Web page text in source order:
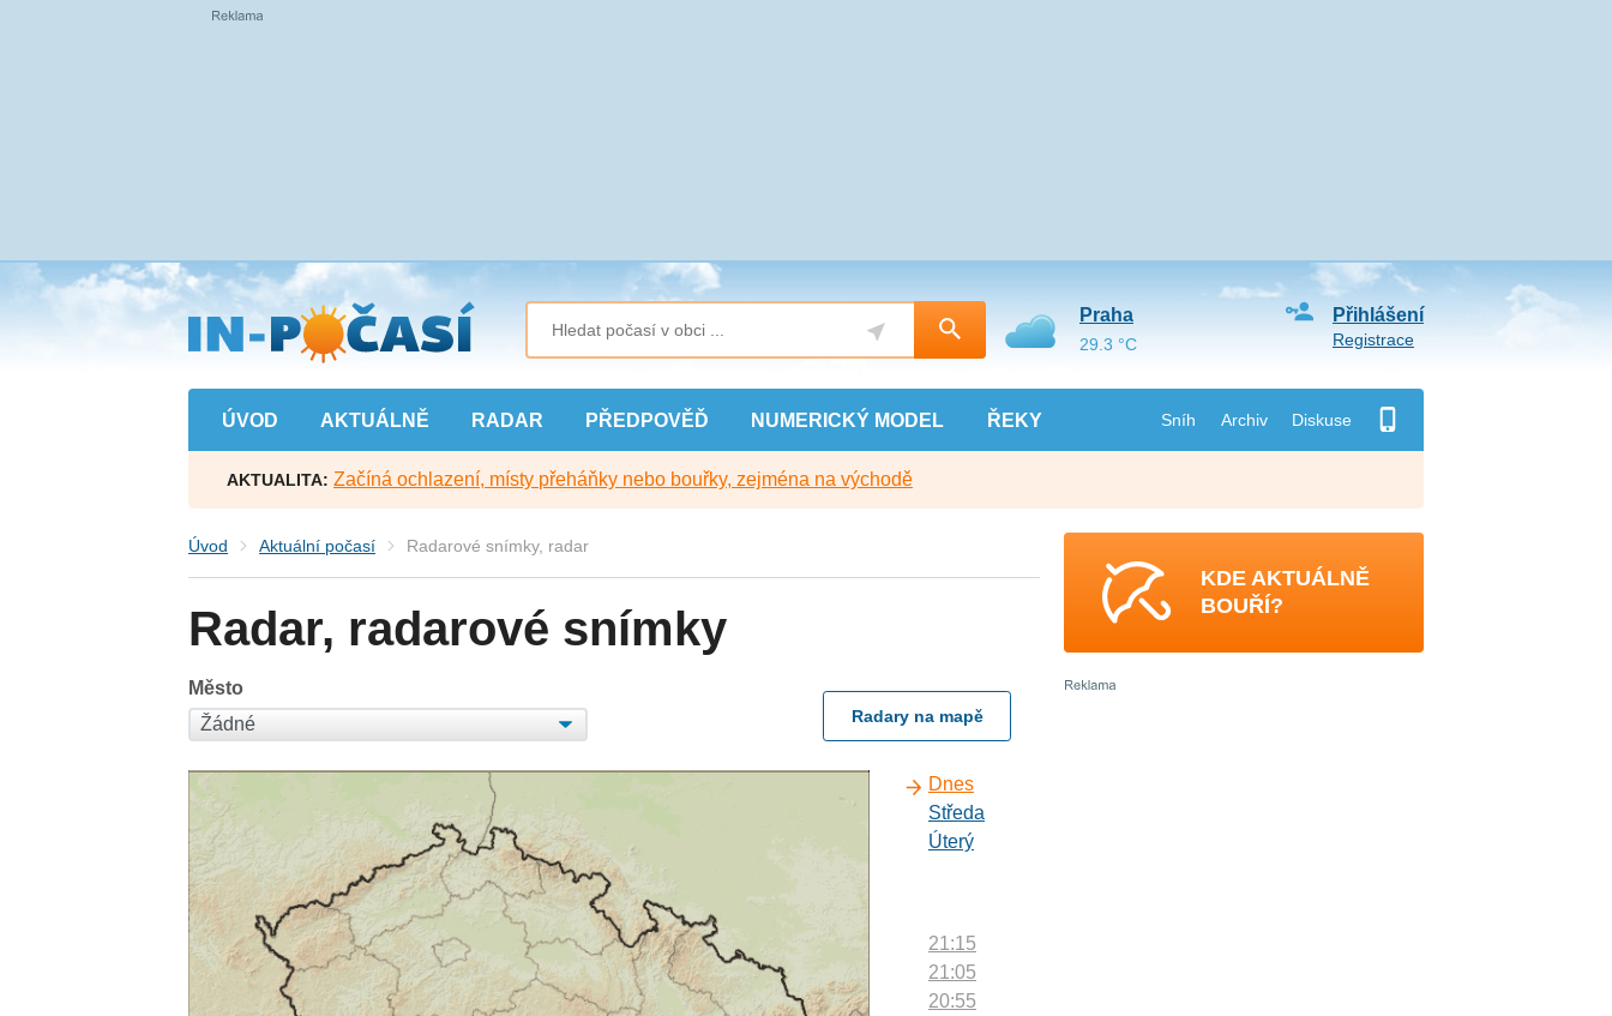
Přejít
na
hlavní
obsah
ÚVOD AKTUÁLNĚ RADAR PŘEDPOVĚĎ NUMERICKÝ MODEL ŘEKY Sníh Archiv Diskuse
Přihlášení
Registrace
Praha
29.3 °C
AKTUALITA: Začíná ochlazení, místy přeháňky nebo bouřky, zejména na východě
Úvod Aktuální počasí Radarové snímky, radar
Radar, radarové snímky
Město
Radary na mapě
Dnes
Středa
Úterý
21:15
21:05
20:55
KDE AKTUÁLNĚ
BOUŘÍ?